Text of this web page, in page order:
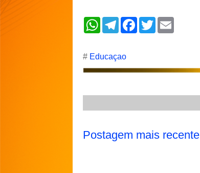
W
s
A
p
T
e
g
r
a
F
a
o
T
w
r
# Educaçao
Postagem mais recente